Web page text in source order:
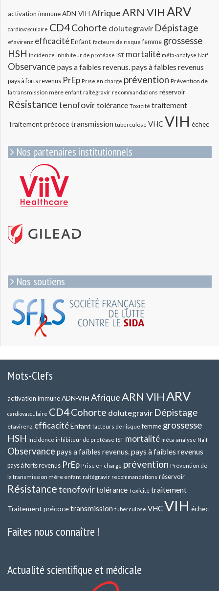
activation immuneADN-VIH AfriqueARN VIHARV
cardiovasculaire CD4Cohorte dolutegravir Dépistage
efavirenz efficacitéEnfant facteurs de risque femme grossesse
HSH Incidence inhibiteur de protéase IST mortalité méta-analyse Naif
Observance pays a faibles revenus.pays à faibles revenus
pays à forts revenus PrEp Prise en charge prévention Prévention de
la transmission mère enfant raltégravir recommandations réservoir
Résistancetenofovirtolérance Toxicité traitement
Traitement précocetransmission tuberculose VHCVIH échec
Nos partenaires institutionnels
Nos soutiens
Mots-Clefs
activation immuneADN-VIH AfriqueARN VIHARV
cardiovasculaire CD4Cohorte dolutegravir Dépistage
efavirenz efficacitéEnfant facteurs de risque femme grossesse
HSH Incidence inhibiteur de protéase IST mortalité méta-analyse Naif
Observance pays a faibles revenus.pays à faibles revenus
pays à forts revenus PrEp Prise en charge prévention Prévention de
la transmission mère enfant raltégravir recommandations réservoir
Résistancetenofovirtolérance Toxicité traitement
Traitement précocetransmission tuberculose VHCVIH échec
Faites nous connaître !
Actualité scientifique et médicale